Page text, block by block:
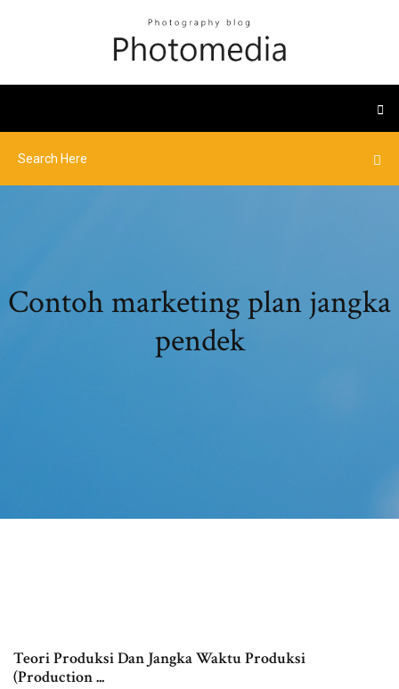
Contoh marketing plan jangka
pendek
Teori Produksi Dan Jangka Waktu Produksi
(Production ...